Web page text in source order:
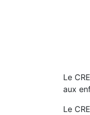
Le
aux
Le